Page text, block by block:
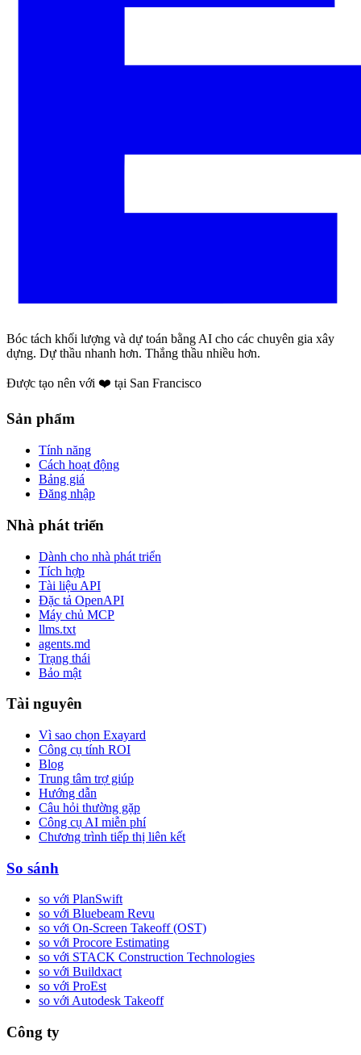
Bóc tách khối lượng và dự toán bằng AI cho các chuyên gia xây
dựng. Dự thầu nhanh hơn. Thắng thầu nhiều hơn.
Được tạo nên với ❤️ tại San Francisco
Sản phẩm
Tính năng
Cách hoạt động
Bảng giá
Đăng nhập
Nhà phát triển
Dành cho nhà phát triển
Tích hợp
Tài liệu API
Đặc tả OpenAPI
Máy chủ MCP
llms.txt
agents.md
Trạng thái
Bảo mật
Tài nguyên
Vì sao chọn Exayard
Công cụ tính ROI
Blog
Trung tâm trợ giúp
Hướng dẫn
Câu hỏi thường gặp
Công cụ AI miễn phí
Chương trình tiếp thị liên kết
So sánh
so với PlanSwift
so với Bluebeam Revu
so với On-Screen Takeoff (OST)
so với Procore Estimating
so với STACK Construction Technologies
so với Buildxact
so với ProEst
so với Autodesk Takeoff
Công ty